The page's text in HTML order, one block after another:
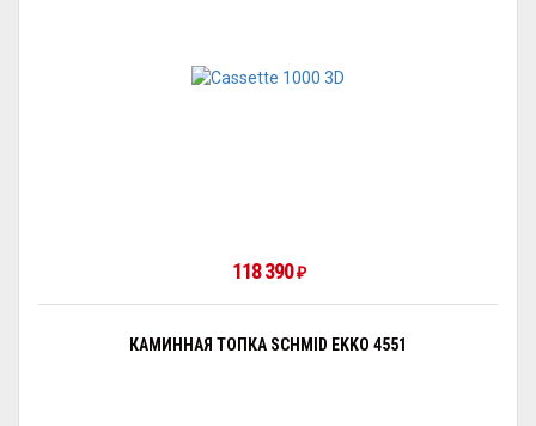
118 390 ₽
КАМИННАЯ ТОПКА SCHMID EKKO 4551